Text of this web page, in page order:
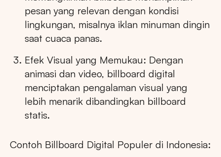
pesan yang relevan dengan kondisi
lingkungan, misalnya iklan minuman dingin
saat cuaca panas.
Efek Visual yang Memukau: Dengan
animasi dan video, billboard digital
menciptakan pengalaman visual yang
lebih menarik dibandingkan billboard
statis.
Contoh Billboard Digital Populer di Indonesia: